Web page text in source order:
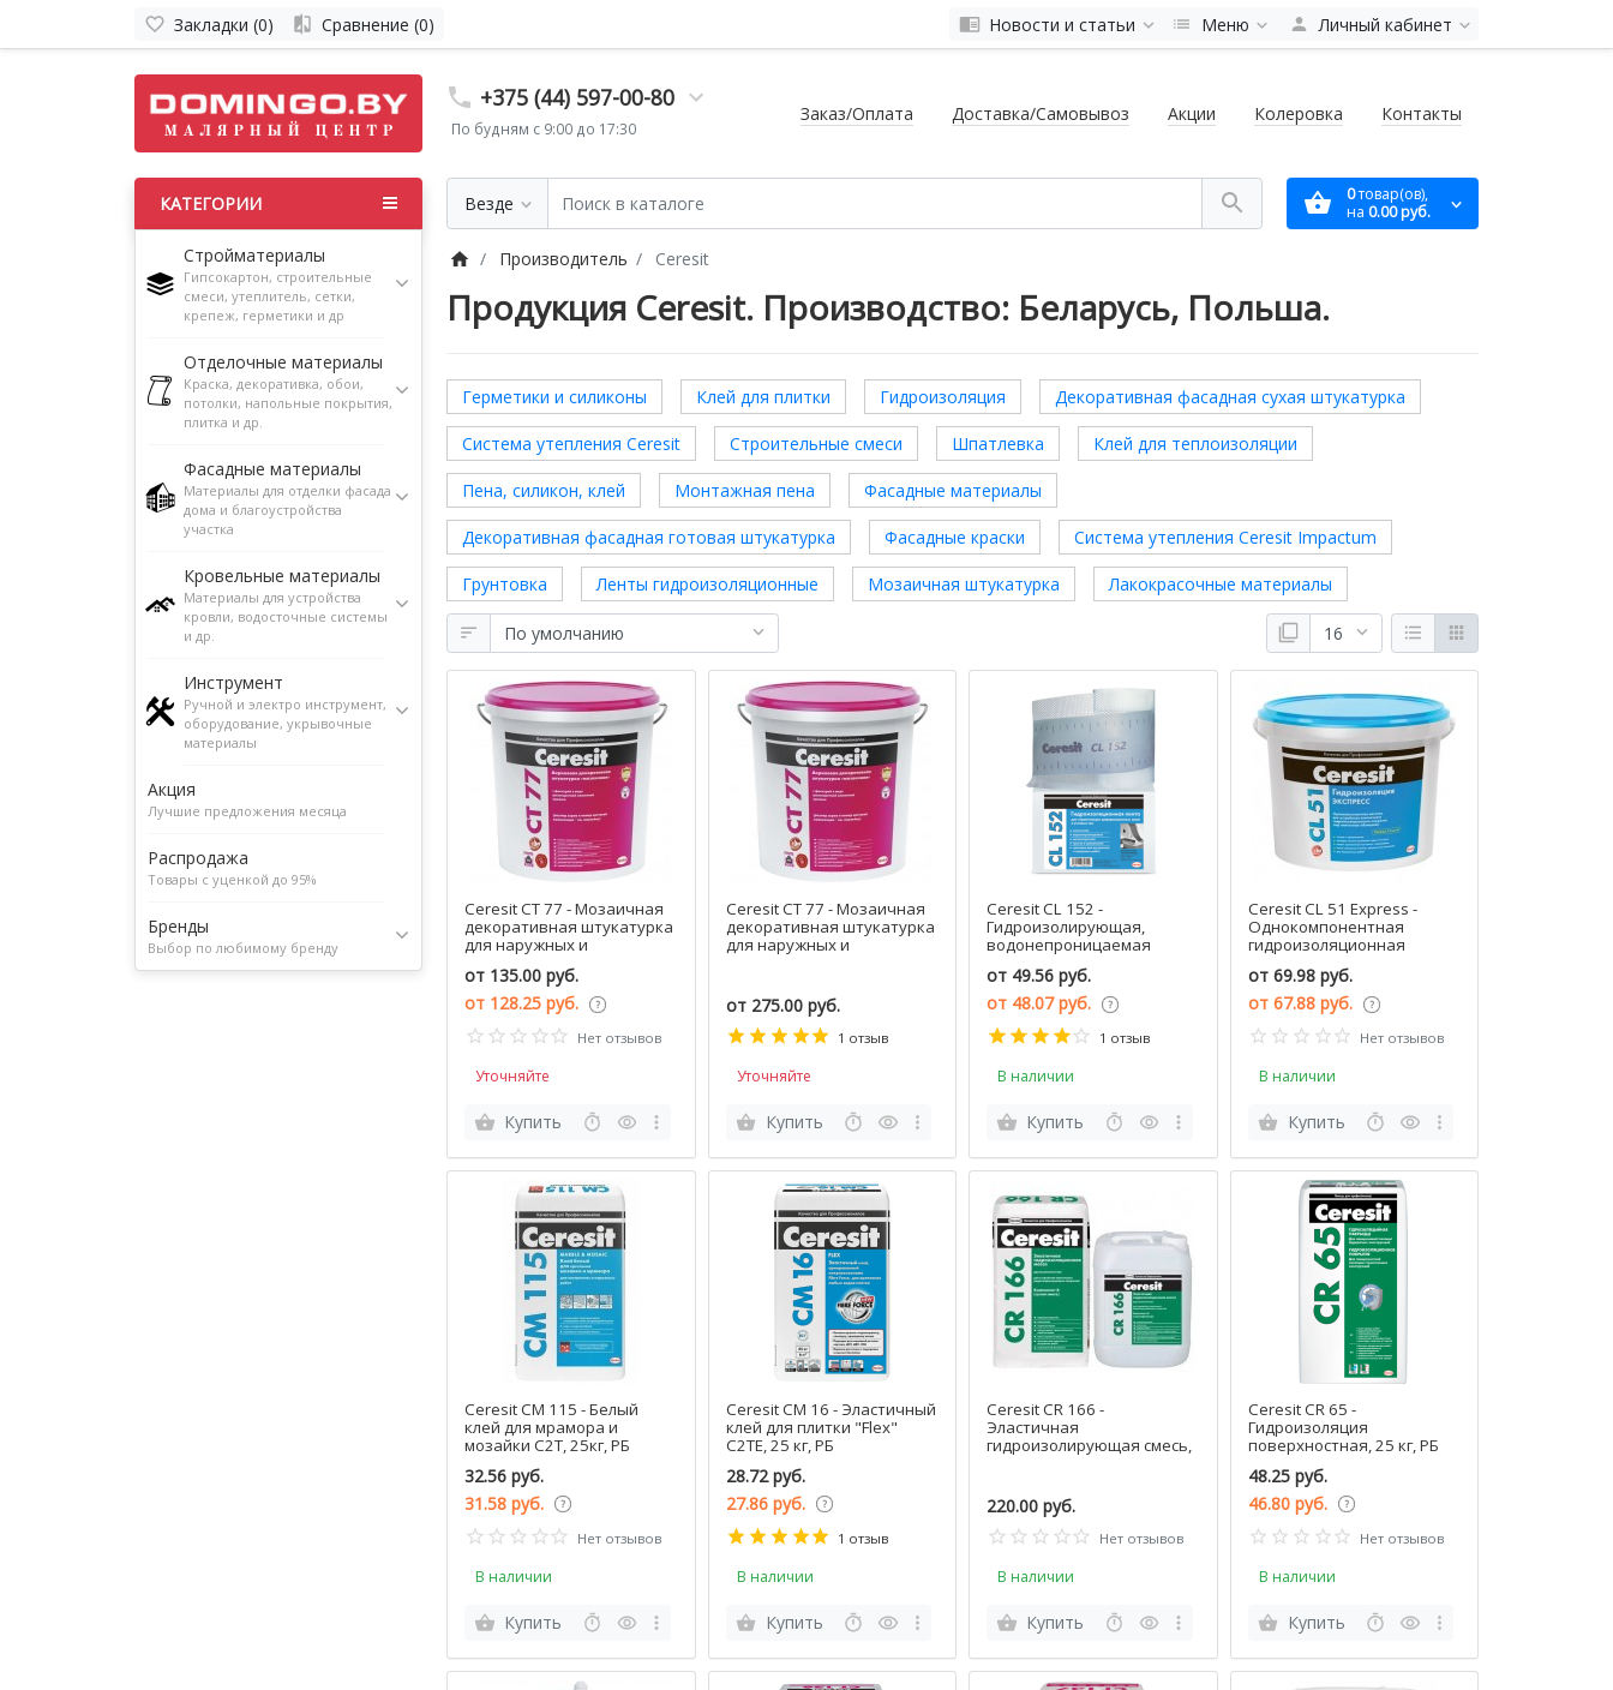
Закладки (0) Сравнение (0) Новости и статьи Меню Личный кабинет
+375 (44) 597-00-80
По будням с 9:00 до 17:30
Заказ/Оплата Доставка/Самовывоз Акции Колеровка Контакты
Везде 0товар(ов),
на 0.00 руб.
КАТЕГОРИИ
Стройматериалы
Гипсокартон, строительные
смеси, утеплитель, сетки,
крепеж, герметики и др
Отделочные материалы
Краска, декоративка, обои,
потолки, напольные покрытия,
плитка и др.
Фасадные материалы
Материалы для отделки фасада
дома и благоустройства
участка
Кровельные материалы
Материалы для устройства
кровли, водосточные системы
и др.
Инструмент
Ручной и электро инструмент,
оборудование, укрывочные
материалы
Акция
Лучшие предложения месяца
Распродажа
Товары с уценкой до 95%
Бренды
Выбор по любимому бренду
Производитель Ceresit
Продукция Ceresit. Производство: Беларусь, Польша.
Герметики и силиконы Клей для плитки Гидроизоляция Декоративная фасадная сухая штукатурка
Система утепления Ceresit Строительные смеси Шпатлевка Клей для теплоизоляции
Пена, силикон, клей Монтажная пена Фасадные материалы
Декоративная фасадная готовая штукатурка Фасадные краски Система утепления Ceresit Impactum
Грунтовка Ленты гидроизоляционные Мозаичная штукатурка Лакокрасочные материалы
Ceresit CT 77 - Мозаичная
декоративная штукатурка
для наружных и
внутренних работ, РБ, 12.5
кг.
от 135.00 руб.
от 128.25 руб.
Нет отзывов
Уточняйте
Купить
Ceresit CT 77 - Мозаичная
декоративная штукатурка
для наружных и
от 275.00 руб.
1 отзыв
Уточняйте
Купить
Ceresit CL 152 -
Гидроизолирующая,
водонепроницаемая
лента, 5-50 метров,
Польша
от 49.56 руб.
от 48.07 руб.
1 отзыв
В наличии
Купить
Ceresit CL 51 Express -
Однокомпонентная
гидроизоляционная
мастика под плитку, 5-15кг,
РБ
от 69.98 руб.
от 67.88 руб.
Нет отзывов
В наличии
Купить
Ceresit CM 115 - Белый
клей для мрамора и
мозайки C2T, 25кг, РБ
32.56 руб.
31.58 руб.
Нет отзывов
В наличии
Купить
Ceresit CM 16 - Эластичный
клей для плитки "Flex"
C2TE, 25 кг, РБ
28.72 руб.
27.86 руб.
1 отзыв
В наличии
Купить
Ceresit CR 166 -
Эластичная
гидроизолирующая смесь,
220.00 руб.
Нет отзывов
В наличии
Купить
Ceresit CR 65 -
Гидроизоляция
поверхностная, 25 кг, РБ
48.25 руб.
46.80 руб.
Нет отзывов
В наличии
Купить